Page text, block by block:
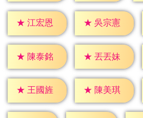
★ 江宏恩 ★ 吳宗憲
★ 陳泰銘 ★ 丟丟妹
★ 王國旌 ★ 陳美琪